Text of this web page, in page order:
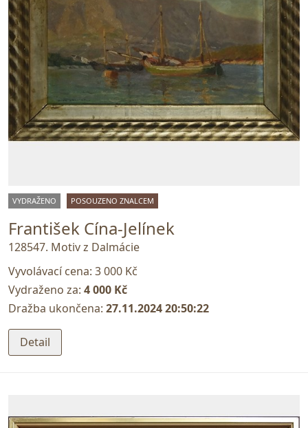
VYDRAŽENO POSOUZENO ZNALCEM
František Cína-Jelínek
128547. Motiv z Dalmácie
Vyvolávací cena: 3 000 Kč
Vydraženo za: 4 000 Kč
Dražba ukončena: 27.11.2024 20:50:22
Detail